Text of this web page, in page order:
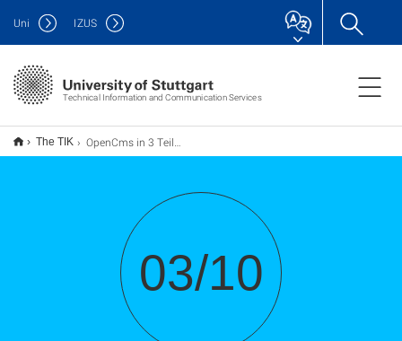
Technical Information and Communication Services
Uni IZUS
The TIK OpenCms in 3 Teilen: Teil I.+ II.+ III.
03/10